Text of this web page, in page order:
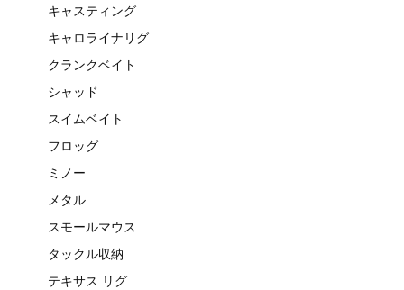
キャスティング
キャロライナリグ
クランクベイト
シャッド
スイムベイト
フロッグ
ミノー
メタル
スモールマウス
タックル収納
テキサス リグ